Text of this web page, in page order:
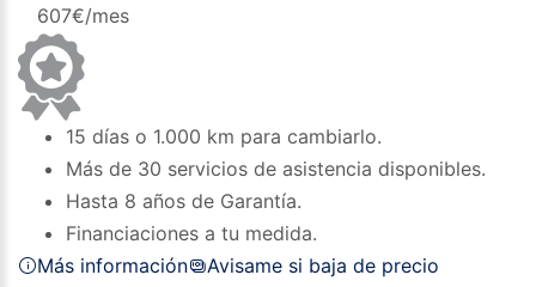
607€/mes
15 días o 1.000 km para cambiarlo.
Más de 30 servicios de asistencia disponibles.
Hasta 8 años de Garantía.
Financiaciones a tu medida.
Más información
Avisame si baja de precio